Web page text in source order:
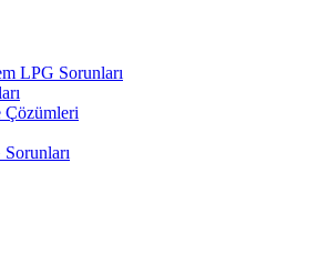
LPG Sorunları
Çözümleri
Sorunları